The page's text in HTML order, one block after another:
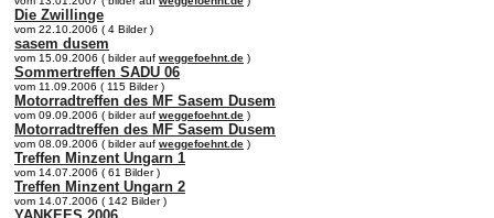
Die Zwillinge
vom 22.10.2006 ( 4 Bilder )
sasem dusem
vom 15.09.2006 ( bilder auf weggefoehnt.de )
Sommertreffen SADU 06
vom 11.09.2006 ( 115 Bilder )
Motorradtreffen des MF Sasem Dusem
vom 09.09.2006 ( bilder auf weggefoehnt.de )
Motorradtreffen des MF Sasem Dusem
vom 08.09.2006 ( bilder auf weggefoehnt.de )
Treffen Minzent Ungarn 1
vom 14.07.2006 ( 61 Bilder )
Treffen Minzent Ungarn 2
vom 14.07.2006 ( 142 Bilder )